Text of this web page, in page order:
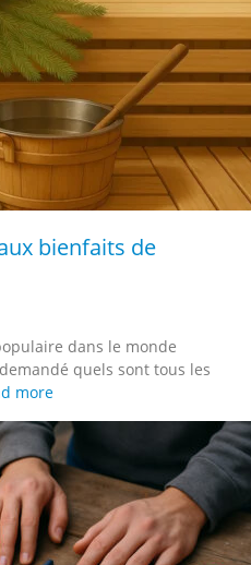
bienfaits de
dans le monde
quels sont tous les
more